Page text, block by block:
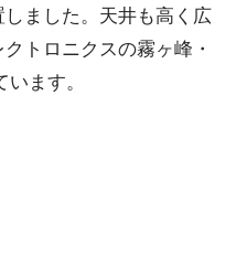
ました。天井も高く広
トロニクスの霧ヶ峰・
ます。